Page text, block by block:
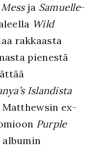
ja Samuelle-
Wild
rakkaasta
pienestä
Islandista
ex-
Purple